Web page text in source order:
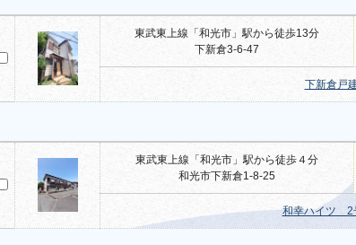
東武東上線「和光市」駅から徒歩13分
下新倉3-6-47
下新倉戸
東武東上線「和光市」駅から徒歩４分
和光市下新倉1-8-25
和幸ハイツ 2